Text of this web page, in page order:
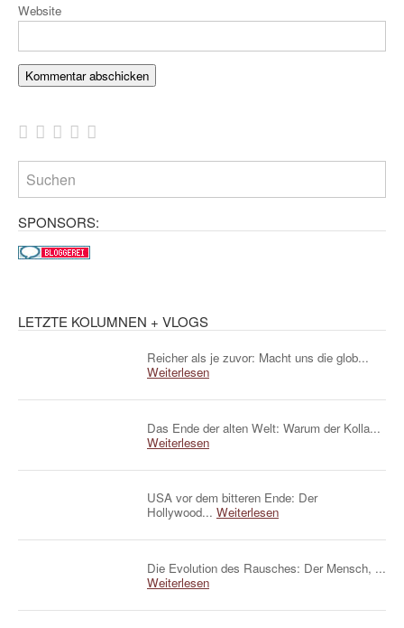
Website
SPONSORS:
LETZTE KOLUMNEN + VLOGS
Reicher als je zuvor: Macht uns die glob...
Weiterlesen
Das Ende der alten Welt: Warum der Kolla...
Weiterlesen
USA vor dem bitteren Ende: Der
Hollywood... Weiterlesen
Die Evolution des Rausches: Der Mensch, ...
Weiterlesen